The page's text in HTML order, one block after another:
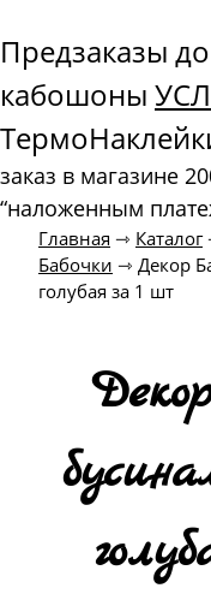
Предзаказы
кабошоны
заказ в магазине
“наложенным
Главная ⇾ Каталог
Бабочки ⇾ Декор
голубая за 1 шт